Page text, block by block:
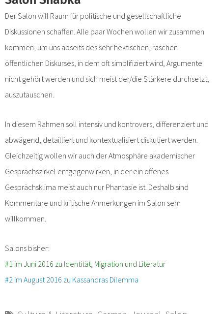
Der Salon will Raum für politische und gesellschaftliche
Diskussionen schaffen. Alle paar Wochen wollen wir zusammen
kommen, um uns abseits des sehr hektischen, raschen
öffentlichen Diskurses, in dem oft simplifiziert wird, Argumente
nicht gehört werden und sich meist der/die Stärkere durchsetzt,
auszutauschen.
In diesem Rahmen soll intensiv und kontrovers, differenziert und
abwägend, detailliert und kontextualisiert diskutiert werden.
Gleichzeitig wollen wir auch der Atmosphäre akademischer
Gesprächszirkel entgegenwirken, in der ein offenes
Gesprächsklima meist auch nur Phantasie ist. Deshalb sind
Kommentare und kritische Anmerkungen im Salon sehr
willkommen.
Salons bisher:
#1 im Juni 2016 zu Identität, Migration und Literatur
#2 im August 2016 zu Kassandras Dilemma